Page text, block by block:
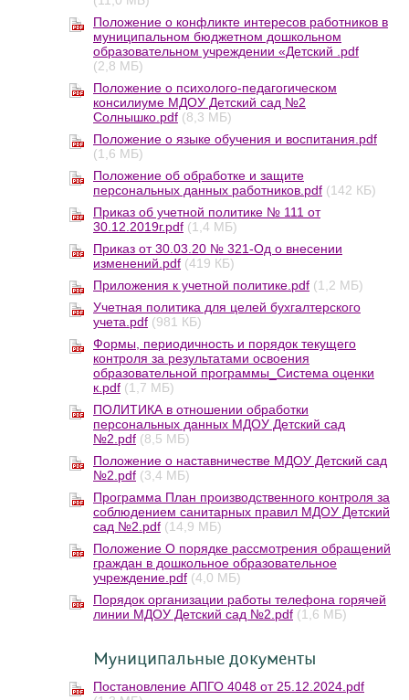
Положение о конфликте интересов работников в
муниципальном бюджетном дошкольном
образовательном учреждении «Детский .pdf
(2,8 МБ)
Положение о психолого-педагогическом
консилиуме МДОУ Детский сад №2
Солнышко.pdf (8,3 МБ)
Положение о языке обучения и воспитания.pdf
(1,6 МБ)
Положение об обработке и защите
персональных данных работников.pdf (142 КБ)
Приказ об учетной политике № 111 от
30.12.2019г.pdf (1,4 МБ)
Приказ от 30.03.20 № 321-Од о внесении
изменений.pdf (419 КБ)
Приложения к учетной политике.pdf (1,2 МБ)
Учетная политика для целей бухгалтерского
учета.pdf (981 КБ)
Формы, периодичность и порядок текущего
контроля за результатами освоения
образовательной программы_Система оценки
к.pdf (1,7 МБ)
ПОЛИТИКА в отношении обработки
персональных данных МДОУ Детский сад
№2.pdf (8,5 МБ)
Положение о наставничестве МДОУ Детский сад
№2.pdf (3,4 МБ)
Программа План производственного контроля за
соблюдением санитарных правил МДОУ Детский
сад №2.pdf (14,9 МБ)
Положение О порядке рассмотрения обращений
граждан в дошкольное образовательное
учреждение.pdf (4,0 МБ)
Порядок организации работы телефона горячей
линии МДОУ Детский сад №2.pdf (1,6 МБ)
Муниципальные документы
Постановление АПГО 4048 от 25.12.2024.pdf